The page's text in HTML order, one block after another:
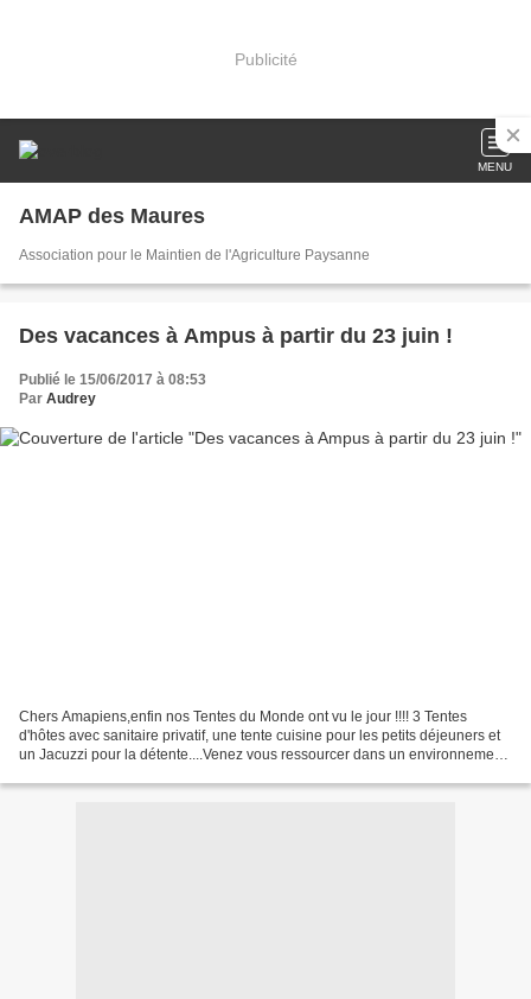
Publicité
MENU
AMAP des Maures
Association pour le Maintien de l'Agriculture Paysanne
Des vacances à Ampus à partir du 23 juin !
Publié le 15/06/2017 à 08:53
Par Audrey
Chers Amapiens,enfin nos Tentes du Monde ont vu le jour !!!! 3 Tentes
d'hôtes avec sanitaire privatif, une tente cuisine pour les petits déjeuners et
un Jacuzzi pour la détente....Venez vous ressourcer dans un environnement